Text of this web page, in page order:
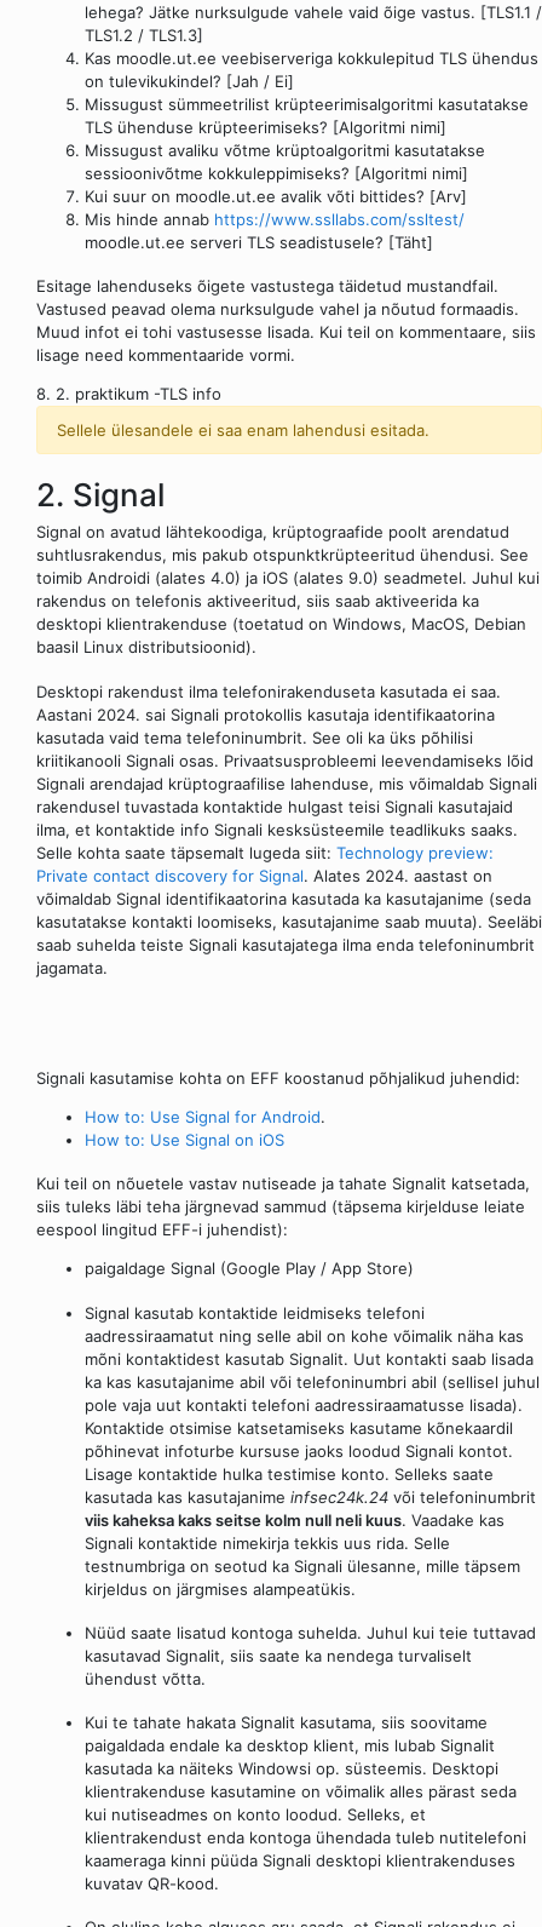
lehega? Jätke nurksulgude vahele vaid õige vastus. [TLS1.1 /
TLS1.2 / TLS1.3]
Kas moodle.ut.ee veebiserveriga kokkulepitud TLS ühendus
on tulevikukindel? [Jah / Ei]
Missugust sümmeetrilist krüpteerimisalgoritmi kasutatakse
TLS ühenduse krüpteerimiseks? [Algoritmi nimi]
Missugust avaliku võtme krüptoalgoritmi kasutatakse
sessioonivõtme kokkuleppimiseks? [Algoritmi nimi]
Kui suur on moodle.ut.ee avalik võti bittides? [Arv]
Mis hinde annab https://www.ssllabs.com/ssltest/
moodle.ut.ee serveri TLS seadistusele? [Täht]
Esitage lahenduseks õigete vastustega täidetud mustandfail.
Vastused peavad olema nurksulgude vahel ja nõutud formaadis.
Muud infot ei tohi vastusesse lisada. Kui teil on kommentaare, siis
lisage need kommentaaride vormi.
8. 2. praktikum -TLS info
Sellele ülesandele ei saa enam lahendusi esitada.
2. Signal
Signal on avatud lähtekoodiga, krüptograafide poolt arendatud
suhtlusrakendus, mis pakub otspunktkrüpteeritud ühendusi. See
toimib Androidi (alates 4.0) ja iOS (alates 9.0) seadmetel. Juhul kui
rakendus on telefonis aktiveeritud, siis saab aktiveerida ka
desktopi klientrakenduse (toetatud on Windows, MacOS, Debian
baasil Linux distributsioonid).
Desktopi rakendust ilma telefonirakenduseta kasutada ei saa.
Aastani 2024. sai Signali protokollis kasutaja identifikaatorina
kasutada vaid tema telefoninumbrit. See oli ka üks põhilisi
kriitikanooli Signali osas. Privaatsusprobleemi leevendamiseks lõid
Signali arendajad krüptograafilise lahenduse, mis võimaldab Signali
rakendusel tuvastada kontaktide hulgast teisi Signali kasutajaid
ilma, et kontaktide info Signali kesksüsteemile teadlikuks saaks.
Selle kohta saate täpsemalt lugeda siit: Technology preview:
Private contact discovery for Signal. Alates 2024. aastast on
võimaldab Signal identifikaatorina kasutada ka kasutajanime (seda
kasutatakse kontakti loomiseks, kasutajanime saab muuta). Seeläbi
saab suhelda teiste Signali kasutajatega ilma enda telefoninumbrit
jagamata.
Signali kasutamise kohta on EFF koostanud põhjalikud juhendid:
How to: Use Signal for Android.
How to: Use Signal on iOS
Kui teil on nõuetele vastav nutiseade ja tahate Signalit katsetada,
siis tuleks läbi teha järgnevad sammud (täpsema kirjelduse leiate
eespool lingitud EFF-i juhendist):
paigaldage Signal (Google Play / App Store)
Signal kasutab kontaktide leidmiseks telefoni
aadressiraamatut ning selle abil on kohe võimalik näha kas
mõni kontaktidest kasutab Signalit. Uut kontakti saab lisada
ka kas kasutajanime abil või telefoninumbri abil (sellisel juhul
pole vaja uut kontakti telefoni aadressiraamatusse lisada).
Kontaktide otsimise katsetamiseks kasutame kõnekaardil
põhinevat infoturbe kursuse jaoks loodud Signali kontot.
Lisage kontaktide hulka testimise konto. Selleks saate
kasutada kas kasutajanime infsec24k.24 või telefoninumbrit
viis kaheksa kaks seitse kolm null neli kuus. Vaadake kas
Signali kontaktide nimekirja tekkis uus rida. Selle
testnumbriga on seotud ka Signali ülesanne, mille täpsem
kirjeldus on järgmises alampeatükis.
Nüüd saate lisatud kontoga suhelda. Juhul kui teie tuttavad
kasutavad Signalit, siis saate ka nendega turvaliselt
ühendust võtta.
Kui te tahate hakata Signalit kasutama, siis soovitame
paigaldada endale ka desktop klient, mis lubab Signalit
kasutada ka näiteks Windowsi op. süsteemis. Desktopi
klientrakenduse kasutamine on võimalik alles pärast seda
kui nutiseadmes on konto loodud. Selleks, et
klientrakendust enda kontoga ühendada tuleb nutitelefoni
kaameraga kinni püüda Signali desktopi klientrakenduses
kuvatav QR-kood.